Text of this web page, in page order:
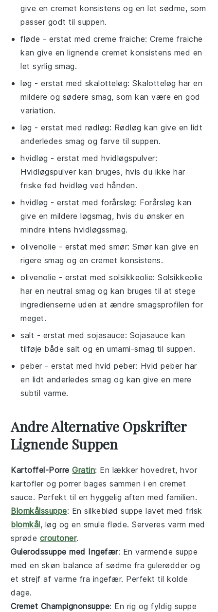
give en cremet konsistens og en let sødme, som
passer godt til suppen.
fløde - erstat med creme fraiche: Creme fraiche
kan give en lignende cremet konsistens med en
let syrlig smag.
løg - erstat med skalotteløg: Skalotteløg har en
mildere og sødere smag, som kan være en god
variation.
løg - erstat med rødløg: Rødløg kan give en lidt
anderledes smag og farve til suppen.
hvidløg - erstat med hvidløgspulver:
Hvidløgspulver kan bruges, hvis du ikke har
friske fed hvidløg ved hånden.
hvidløg - erstat med forårsløg: Forårsløg kan
give en mildere løgsmag, hvis du ønsker en
mindre intens hvidløgssmag.
olivenolie - erstat medsmør: Smør kan give en
rigere smag og en cremet konsistens.
olivenolie - erstat medsolsikkeolie: Solsikkeolie
har en neutral smag og kan bruges til at stege
ingredienserne uden at ændre smagsprofilen for
meget.
salt - erstat medsojasauce: Sojasauce kan
tilføje både salt og en umami-smag til suppen.
peber - erstat med hvid peber: Hvid peber har
en lidt anderledes smag og kan give en mere
subtil varme.
Andre Alternative Opskrifter
Lignende Suppen
Kartoffel-PorreGratin: En lækkerhovedret, hvor
kartofler og porrer bages sammen i en cremet
sauce. Perfekt til en hyggelig aften med familien.
Blomkålssuppe: En silkeblødsuppe lavet med frisk
blomkål, løg og en smule fløde. Serveres varm med
sprøde croutoner.
Gulerodssuppe med Ingefær: En varmende suppe
med en skøn balance af sødme fra gulerødder og
et strejf af varme fra ingefær. Perfekt til kolde
dage.
Cremet Champignonsuppe: En rig og fyldig suppe